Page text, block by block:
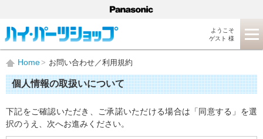
ようこそ
ゲスト 様
Home お問い合わせ／利用規約
個人情報の取扱いについて
下記をご確認いただき、ご承諾いただける場合は「同意する」を選
択のうえ、次へお進みください。